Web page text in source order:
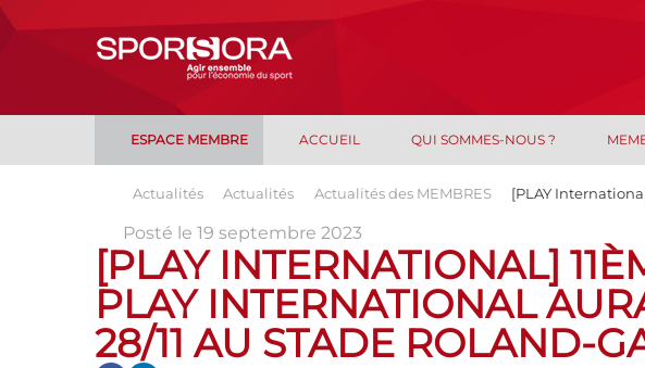
ESPACE MEMBRE ACCUEIL QUI SOMMES-NOUS ?
Actualités Actualités Actualités des MEMBRES [PLAY
Posté le 19 septembre 2023
[PLAY INTERNATIONAL]
PLAY INTERNATIONAL
28/11 AU STADE ROLAND-